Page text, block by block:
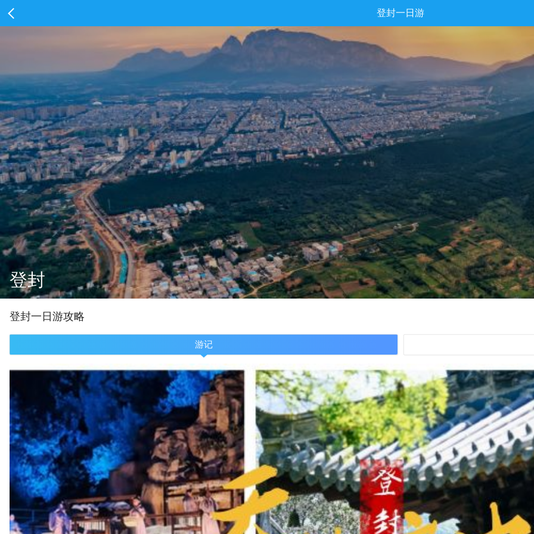
登封一日游
登封
登封一 日游攻略
游记